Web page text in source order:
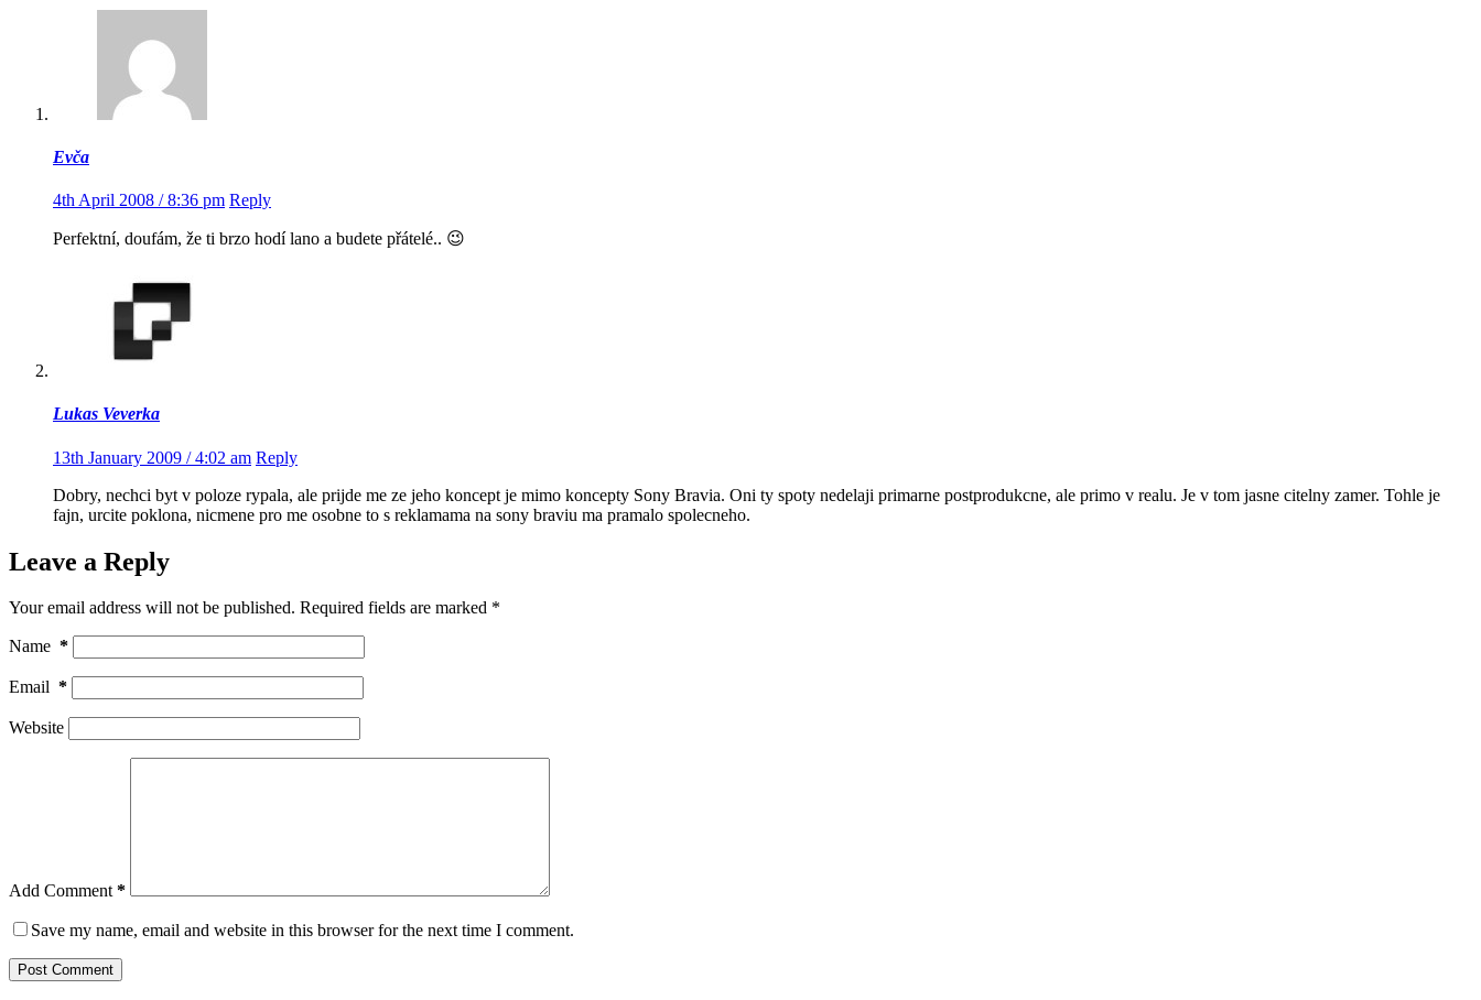
Evča
4th April 2008 / 8:36 pm Reply
Perfektní, doufám, že ti brzo hodí lano a budete přátelé.. 😉
Lukas Veverka
13th January 2009 / 4:02 am Reply
Dobry, nechci byt v poloze rypala, ale prijde me ze jeho koncept je mimo koncepty Sony Bravia. Oni ty spoty nedelaji primarne postprodukcne, ale primo v realu. Je v tom jasne citelny zamer. Tohle je
fajn, urcite poklona, nicmene pro me osobne to s reklamama na sony braviu ma pramalo spolecneho.
Leave a Reply
Your email address will not be published. Required fields are marked *
Name *
Email *
Website
Add Comment*
Save my name, email and website in this browser for the next time I comment.
Post Comment